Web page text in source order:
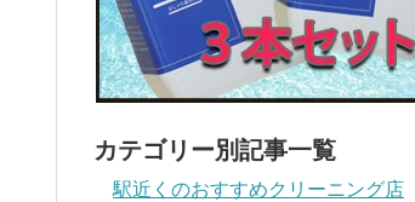
カテゴリー別記事一覧
駅近くのおすすめクリーニング店